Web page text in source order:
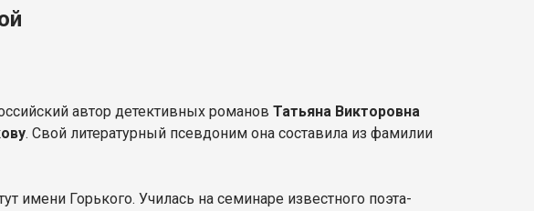
автор детективных романовТатьяна Викторовна
. Свой литературный псевдоним она составила из фамилии
имени Горького. Училась на семинаре известного поэта-